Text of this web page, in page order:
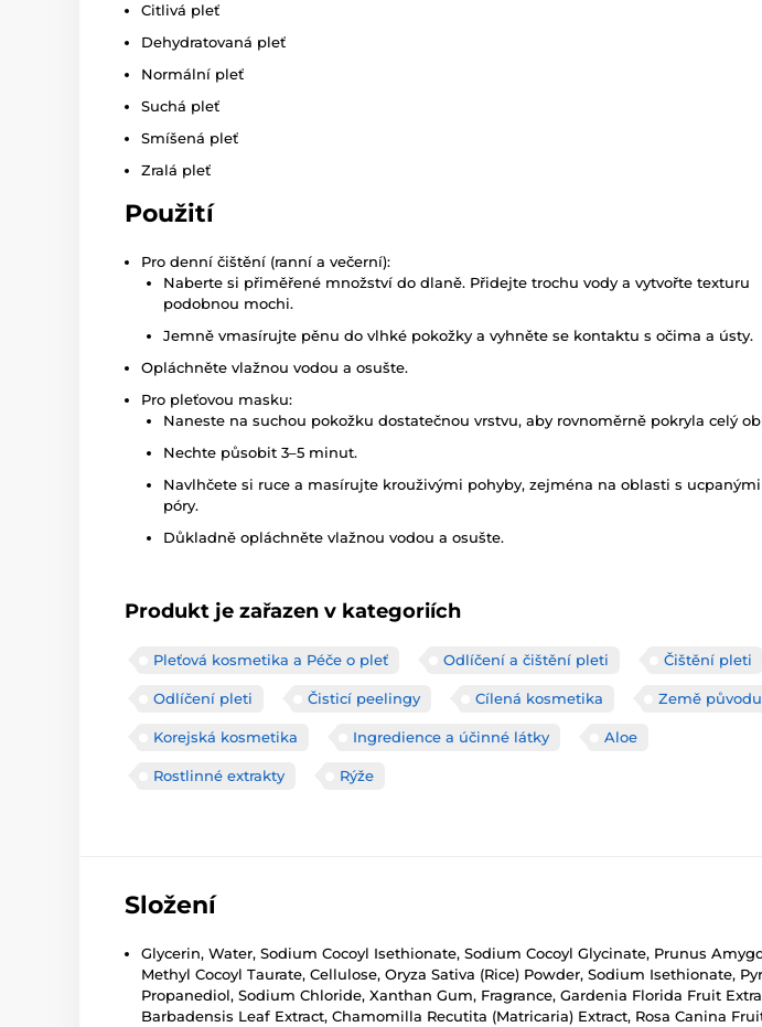
Citlivá pleť
Dehydratovaná pleť
Normální pleť
Suchá pleť
Smíšená pleť
Zralá pleť
Použití
Pro denní čištění (ranní a večerní):
Naberte si přiměřené množství do dlaně. Přidejte trochu vody a vytvořte texturu
podobnou mochi.
Jemně vmasírujte pěnu do vlhké pokožky a vyhněte se kontaktu s očima a ústy.
Opláchněte vlažnou vodou a osušte.
Pro pleťovou masku:
Naneste na suchou pokožku dostatečnou vrstvu, aby rovnoměrně pokryla celý
Nechte působit 3–5 minut.
Navlhčete si ruce a masírujte krouživými pohyby, zejména na oblasti s ucpanými
póry.
Důkladně opláchněte vlažnou vodou a osušte.
Produkt je zařazen v kategoriích
Pleťová kosmetika a Péče o pleť Odlíčení a čištění pleti Čištění pleti
Odlíčení pleti Čisticí peelingy Cílená kosmetika Země původu
Korejská kosmetika Ingredience a účinné látky Aloe
Rostlinné extrakty Rýže
Složení
Glycerin, Water, Sodium Cocoyl Isethionate, Sodium Cocoyl Glycinate, Prunus
Methyl Cocoyl Taurate, Cellulose, Oryza Sativa (Rice) Powder, Sodium Isethionate,
Propanediol, Sodium Chloride, Xanthan Gum, Fragrance, Gardenia Florida Fruit
Barbadensis Leaf Extract, Chamomilla Recutita (Matricaria) Extract, Rosa Canina